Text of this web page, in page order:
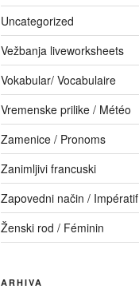
Uncategorized
Vežbanja liveworksheets
Vokabular/ Vocabulaire
Vremenske prilike / Météo
Zamenice / Pronoms
Zanimljivi francuski
Zapovedni način / Impératif
Ženski rod / Féminin
ARHIVA